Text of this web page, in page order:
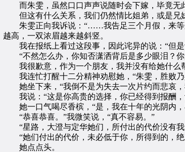
而朱雯，虽然口口声声说随时会下嫁，毕竟无
但这有什么关系，我们仍然情比姐弟，或是兄
朱雯正向我诉说：“……我告足三个月假，来等这
越高，一双浓眉越来越斜竖。
我在报纸上看过这段事，因此诧异的说：“但是
“不然怎么办，你知否潇洒背后是多少眼泪？你
我很歉意，作为一个朋友，我并没有给她什么
我连忙打醒十二分精神劝慰她，“朱雯，胜败乃
她坐下来，“我倒不是为失去一次片约而悲哀，
我说：“这是你高贵的选择，你已经得到报酬，
她一口气喝尽香槟，“是，我在十年的光阴内，
“恭喜恭喜。”我微笑说，“真不容易。”
“星路，大澄与定华她们，所付出的代价没有我
“她们付出的代价，未必低于你，所得到的，绝
她点点头。